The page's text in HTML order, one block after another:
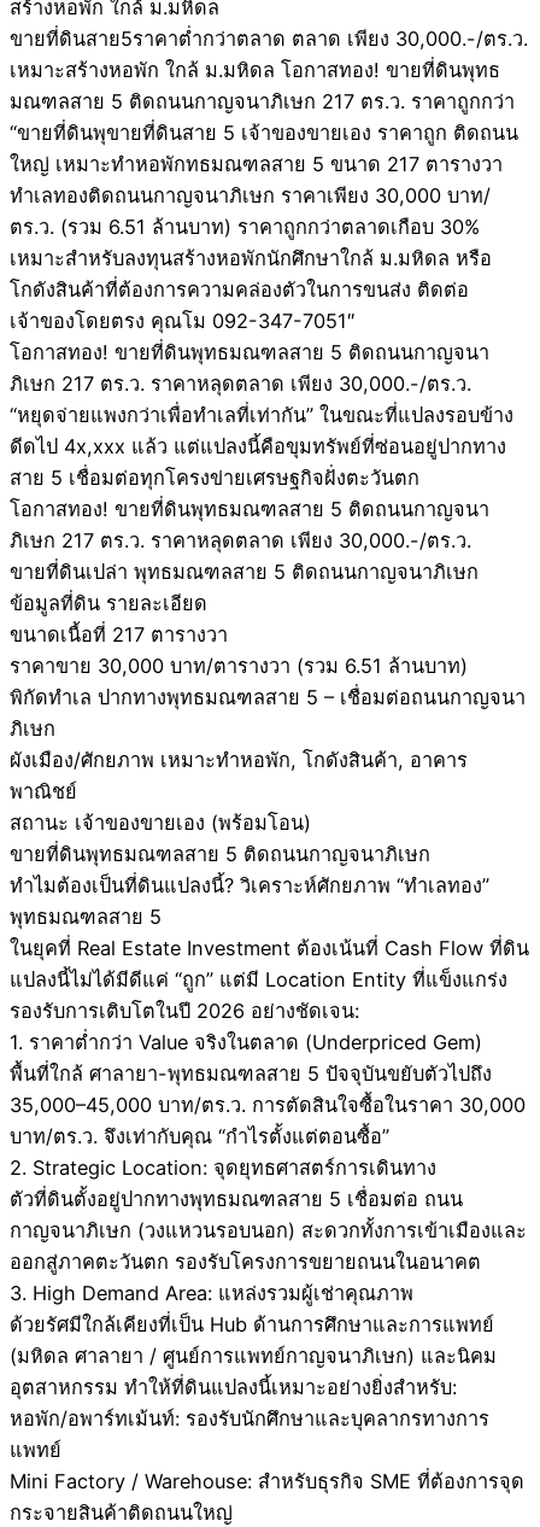
สร้างหอพัก ใกล้ ม.มหิดล
ขายที่ดินสาย5ราคาต่ำกว่าตลาด ตลาด เพียง 30,000.-/ตร.ว.
เหมาะสร้างหอพัก ใกล้ ม.มหิดล โอกาสทอง! ขายที่ดินพุทธ
มณฑลสาย 5 ติดถนนกาญจนาภิเษก 217 ตร.ว. ราคาถูกกว่า
“ขายที่ดินพุขายที่ดินสาย 5 เจ้าของขายเอง ราคาถูก ติดถนน
ใหญ่ เหมาะทำหอพักทธมณฑลสาย 5 ขนาด 217 ตารางวา
ทำเลทองติดถนนกาญจนาภิเษก ราคาเพียง 30,000 บาท/
ตร.ว. (รวม 6.51 ล้านบาท) ราคาถูกกว่าตลาดเกือบ 30%
เหมาะสำหรับลงทุนสร้างหอพักนักศึกษาใกล้ ม.มหิดล หรือ
โกดังสินค้าที่ต้องการความคล่องตัวในการขนส่ง ติดต่อ
เจ้าของโดยตรง คุณโม 092-347-7051″
โอกาสทอง! ขายที่ดินพุทธมณฑลสาย 5 ติดถนนกาญจนา
ภิเษก 217 ตร.ว. ราคาหลุดตลาด เพียง 30,000.-/ตร.ว.
“หยุดจ่ายแพงกว่าเพื่อทำเลที่เท่ากัน” ในขณะที่แปลงรอบข้าง
ดีดไป 4x,xxx แล้ว แต่แปลงนี้คือขุมทรัพย์ที่ซ่อนอยู่ปากทาง
สาย 5 เชื่อมต่อทุกโครงข่ายเศรษฐกิจฝั่งตะวันตก
โอกาสทอง! ขายที่ดินพุทธมณฑลสาย 5 ติดถนนกาญจนา
ภิเษก 217 ตร.ว. ราคาหลุดตลาด เพียง 30,000.-/ตร.ว.
ขายที่ดินเปล่า พุทธมณฑลสาย 5 ติดถนนกาญจนาภิเษก
ข้อมูลที่ดิน รายละเอียด
ขนาดเนื้อที่ 217 ตารางวา
ราคาขาย 30,000 บาท/ตารางวา (รวม 6.51 ล้านบาท)
พิกัดทำเล ปากทางพุทธมณฑลสาย 5 – เชื่อมต่อถนนกาญจนา
ภิเษก
ผังเมือง/ศักยภาพ เหมาะทำหอพัก, โกดังสินค้า, อาคาร
พาณิชย์
สถานะ เจ้าของขายเอง (พร้อมโอน)
ขายที่ดินพุทธมณฑลสาย 5 ติดถนนกาญจนาภิเษก
ทำไมต้องเป็นที่ดินแปลงนี้? วิเคราะห์ศักยภาพ “ทำเลทอง”
พุทธมณฑลสาย 5
ในยุคที่ Real Estate Investment ต้องเน้นที่ Cash Flow ที่ดิน
แปลงนี้ไม่ได้มีดีแค่ “ถูก” แต่มี Location Entity ที่แข็งแกร่ง
รองรับการเติบโตในปี 2026 อย่างชัดเจน:
1. ราคาต่ำกว่า Value จริงในตลาด (Underpriced Gem)
พื้นที่ใกล้ ศาลายา-พุทธมณฑลสาย 5 ปัจจุบันขยับตัวไปถึง
35,000–45,000 บาท/ตร.ว. การตัดสินใจซื้อในราคา 30,000
บาท/ตร.ว. จึงเท่ากับคุณ “กำไรตั้งแต่ตอนซื้อ”
2. Strategic Location: จุดยุทธศาสตร์การเดินทาง
ตัวที่ดินตั้งอยู่ปากทางพุทธมณฑลสาย 5 เชื่อมต่อ ถนน
กาญจนาภิเษก (วงแหวนรอบนอก) สะดวกทั้งการเข้าเมืองและ
ออกสู่ภาคตะวันตก รองรับโครงการขยายถนนในอนาคต
3. High Demand Area: แหล่งรวมผู้เช่าคุณภาพ
ด้วยรัศมีใกล้เคียงที่เป็น Hub ด้านการศึกษาและการแพทย์
(มหิดล ศาลายา / ศูนย์การแพทย์กาญจนาภิเษก) และนิคม
อุตสาหกรรม ทำให้ที่ดินแปลงนี้เหมาะอย่างยิ่งสำหรับ:
หอพัก/อพาร์ทเม้นท์: รองรับนักศึกษาและบุคลากรทางการ
แพทย์
Mini Factory / Warehouse: สำหรับธุรกิจ SME ที่ต้องการจุด
กระจายสินค้าติดถนนใหญ่